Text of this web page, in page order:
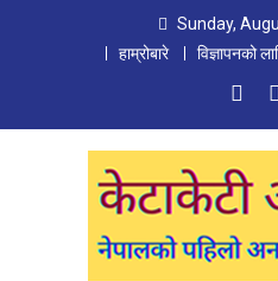
Sunday,
हाम्रोबारे
विज्ञापनको